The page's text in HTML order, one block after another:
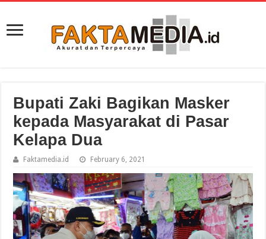
Bupati Zaki Bagikan Masker
kepada Masyarakat di Pasar
Kelapa Dua
Faktamedia.id February 6, 2021